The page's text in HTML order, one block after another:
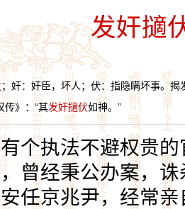
发奸擿
奸：奸臣，坏人；伏：指隐瞒坏事。揭
传》：“其发奸擿伏如神。”
个执法不避权贵
曾经秉公办案，
任京兆尹，经常